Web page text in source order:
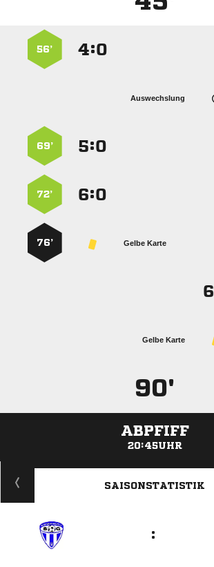
:
56’
Auswechslung
:
69’
:
72’
Gelbe Karte
76’

Gelbe Karte
90'
ABPFIFF
20:45UHR
ANZEIGE
SAISONSTATISTIK
: